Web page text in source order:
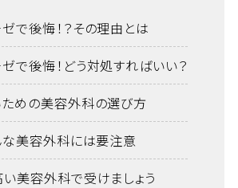
で後悔！？その理由とは
で後悔！どう対処すればいい？
めの美容外科の選び方
な美容外科には要注意
美容外科で受けましょう